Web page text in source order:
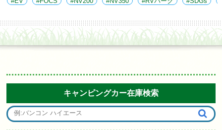
キャンピングカー在庫検索